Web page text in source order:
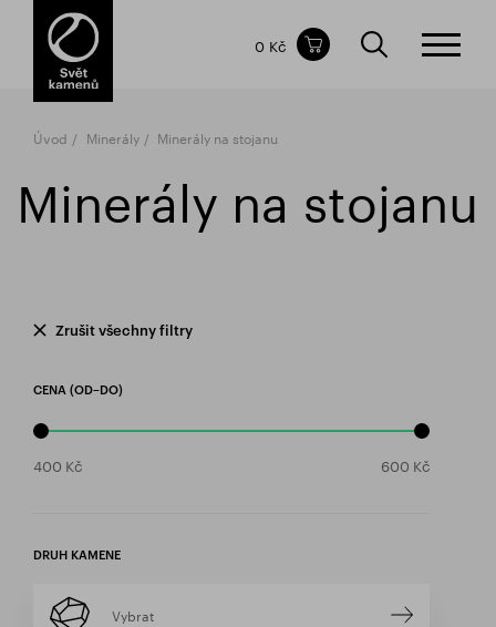
Obsah nákupního košíku
CELKOVÁ CENA
0 Kč
Úvod Minerály Minerály na stojanu
Minerály na stojanu
Zrušit všechny filtry
CENA (OD–DO)
DRUH KAMENE
Vybrat